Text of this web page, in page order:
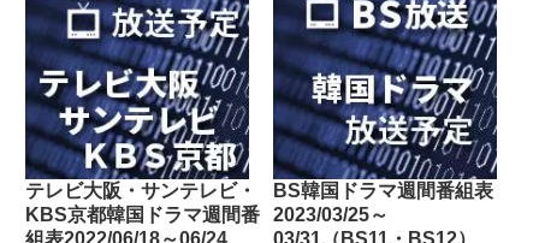
テレビ大阪・サンテレビ・
KBS京都韓国ドラマ週間番
組表2022/06/18～06/24
BS韓国ドラマ週間番組表
2023/03/25～
03/31（BS11・BS12）